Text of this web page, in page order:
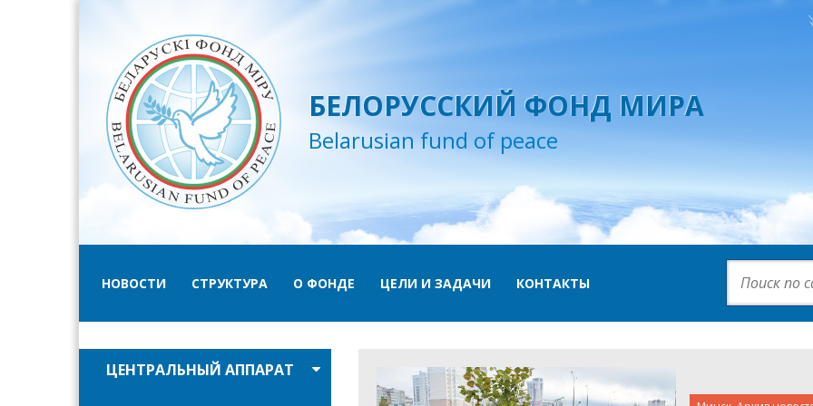
БЕЛОРУССКИЙ ФОНД МИРА
Belarusian fund of peace
НОВОСТИ СТРУКТУРА О ФОНДЕ ЦЕЛИ И ЗАДАЧИ КОНТАКТЫ
ЦЕНТРАЛЬНЫЙ АППАРАТ